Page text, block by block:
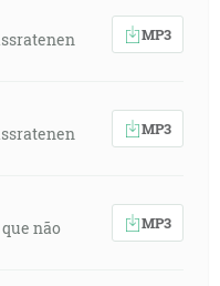
MP3
MP3
não
MP3